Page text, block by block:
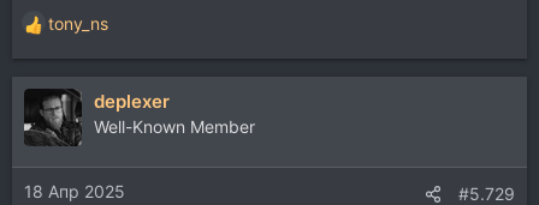
Р
е
а
ц
и
и
:
tony_ns
deplexer
Well-Known Member
18 Апр 2025 #5.729